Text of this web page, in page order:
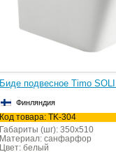
Биде подвесное Timo
Финляндия
Код товара: TK-304
Габариты (шг): 350x510
Материал: санфарфор
Цвет: белый